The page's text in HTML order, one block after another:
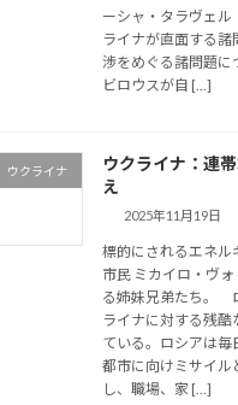
ーシャ・タラヴェ
ライナが直面する諸
渉をめぐる諸問題に
ビロウスが自 […]
ウクライナ
ウクライナ：連
え
2025年11月19日
標的にされるエネル
市民 ミカイロ・ヴ
る姉妹兄弟たち。
ライナに対する残酷
ている。ロシアは毎
都市に向けミサイル
し、職場、家 […]